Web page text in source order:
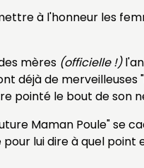
à l'honneur les
mères (officielle !)
déjà de merveilleuses
pointé le bout de son
Maman Poule" se
lui dire à quel point